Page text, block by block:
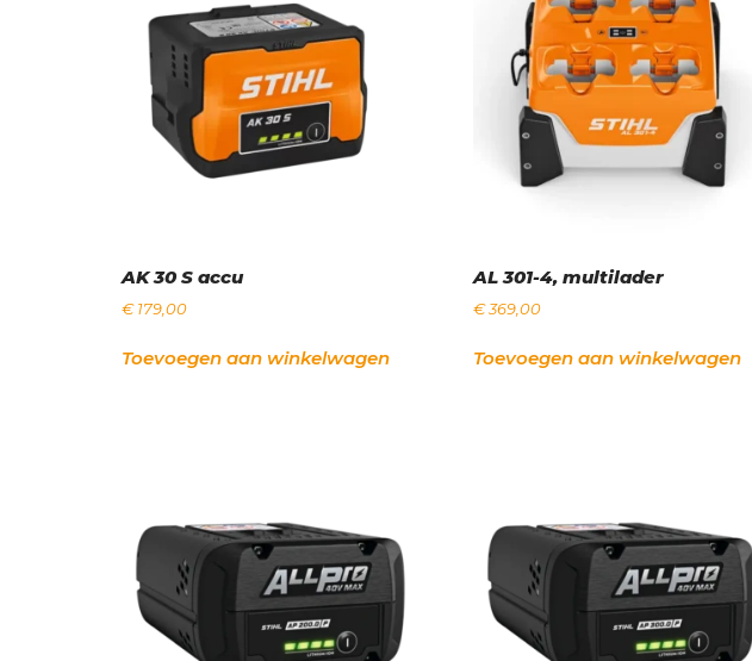
AK 30 S accu
€179,00
Toevoegen aan winkelwagen
AL 301-4, multilader
€369,00
Toevoegen aan winkelwagen